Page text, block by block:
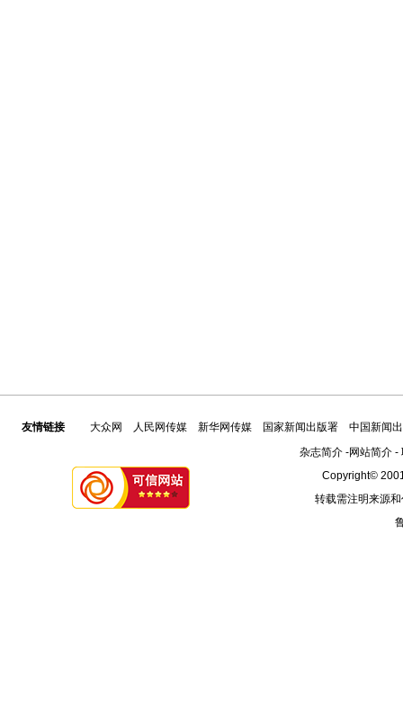
友情链接 大众网 人民网传媒 新华网传媒 国家新闻出版署
中国新闻
杂志简介-网站简介-
Copyright©
转载需注明来源